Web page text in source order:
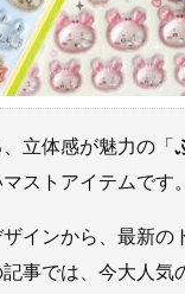
立体感が魅力の「
ストアイテムです。
インから、最新
事では、今大人気